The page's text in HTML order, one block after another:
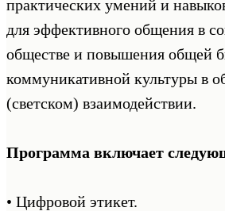
практических умений и
для эффективного общения в
обществе и повышения общей
коммуникативной культуры в
(светском) взаимодействии.
Программа включает
• Цифровой этикет.